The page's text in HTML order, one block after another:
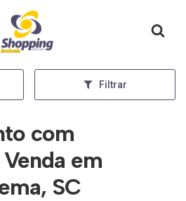
Página inicial
Filtrar
com
em
SC